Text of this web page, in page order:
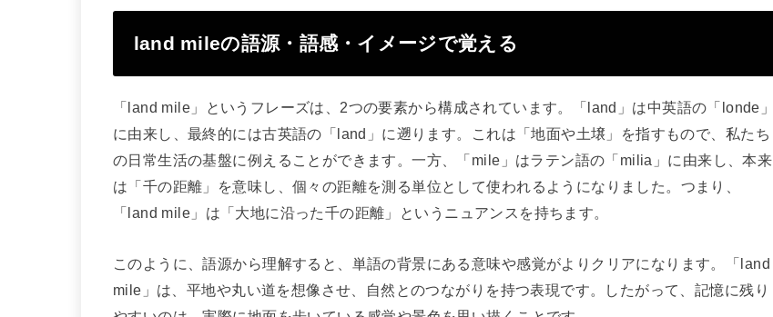
land mileの語源・語感・イメージで覚える
「land mile」というフレーズは、2つの要素から構成されています。「land」は中英語の「londe」
に由来し、最終的には古英語の「land」に遡ります。これは「地面や土壌」を指すもので、私たち
の日常生活の基盤に例えることができます。一方、「mile」はラテン語の「milia」に由来し、本来
は「千の距離」を意味し、個々の距離を測る単位として使われるようになりました。つまり、
「land mile」は「大地に沿った千の距離」というニュアンスを持ちます。
このように、語源から理解すると、単語の背景にある意味や感覚がよりクリアになります。「land
mile」は、平地や丸い道を想像させ、自然とのつながりを持つ表現です。したがって、記憶に残り